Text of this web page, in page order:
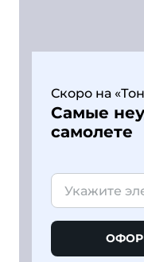
Скоро на
Самые
самолете